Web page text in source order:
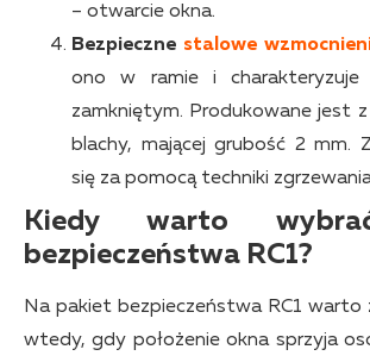
– otwarcie okna.
Bezpieczne stalowe
ono w ramie i charakteryzuje
zamkniętym. Produkowane jest
blachy, mającej grubość 2 mm.
się za pomocą techniki
Kiedy warto
bezpieczeństwa RC1?
Na pakiet bezpieczeństwa RC1 warto
wtedy, gdy położenie okna sprzyja